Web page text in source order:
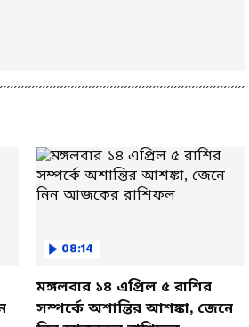
08:14
মঙ্গলবার ১৪ এপ্রিল ৫ রাশির
সম্পর্কে অশান্তির আশঙ্কা, জেনে